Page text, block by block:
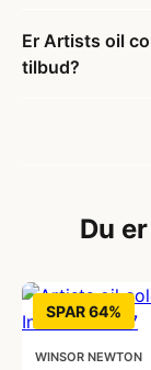
Er Artists oil
tilbud?
Du
SPAR 64%
WINSOR NEWTON